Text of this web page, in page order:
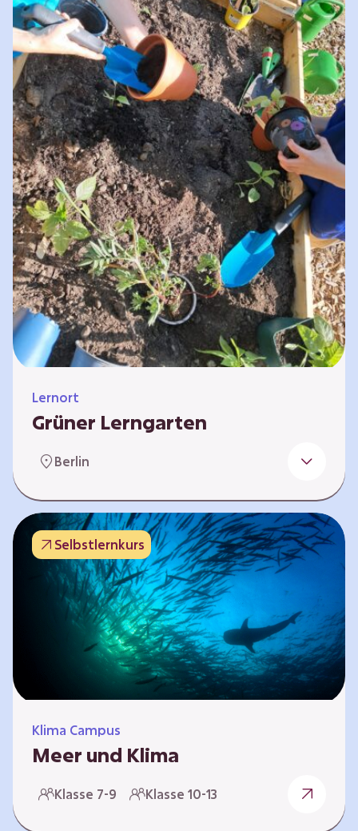
Lernort
Grüner Lerngarten
In Kooperation mit dem Bundesverband der
Kleingartenvereine Deutschland e.V. bieten
Lerngarten an. Dies ist ein Ort, an dem Kinder,
Familien und Nachbarn die Natur aktiv
erleben können – und das mitten in Neukölln.
Hier wird gepflanzt, geforscht und gemeinsam
gestaltet – fernab vom grauen Schulhof. Mit
Workshops und kreativen…
Berlin
Selbstlernkurs
Klima Campus
Meer und Klima
Weltklima, Meereserwärmung & Meeresversau
erung Im Folgenden werden drei
Klasse 7-9 Klasse 10-13